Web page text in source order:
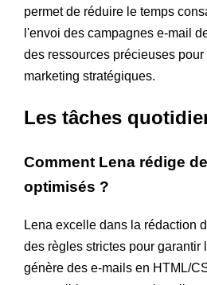
permet de réduire le temps
l'envoi des campagnes e-mail
des ressources précieuses
marketing stratégiques.
Les tâches
Comment Lena rédige
optimisés ?
Lena excelle dans la rédaction
des règles strictes pour garantir
génère des e-mails en HTML/